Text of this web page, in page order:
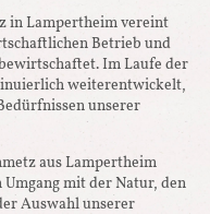
in Lampertheim vereint
Betrieb und
Im Laufe der
weiterentwickelt,
unserer
aus Lampertheim
mit der Natur, den
Auswahl unserer